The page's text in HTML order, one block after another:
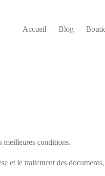
Accueil Blog
meilleures conditions.
et le traitement des